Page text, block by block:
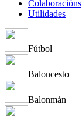
Colaboracións
Utilidades
Fútbol
Baloncesto
Balonmán